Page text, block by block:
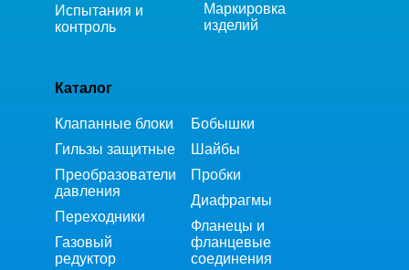
Испытания и
контроль
Маркировка
изделий
Каталог
Клапанные блоки
Гильзы защитные
Преобразователи
давления
Переходники
Газовый
редуктор
Бобышки
Шайбы
Пробки
Диафрагмы
Фланецы и
фланцевые
соединения